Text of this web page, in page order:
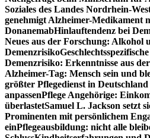
Soziales des Landes Nordrhein-
genehmigt Alzheimer-Medikament
DonanemabHinlauftendenz bei
Neues aus der Forschung: Alkohol
Demenzrisiko
Demenzrisiko: Erkenntnisse aus
Alzheimer-Tag: Mensch sein und
größter Pflegedienst in
anpassenPflege Angehörige:
überlastetSamuel L. Jackson setzt
Prominenten mit persönlichem
einPflegeausbildung: nicht alle